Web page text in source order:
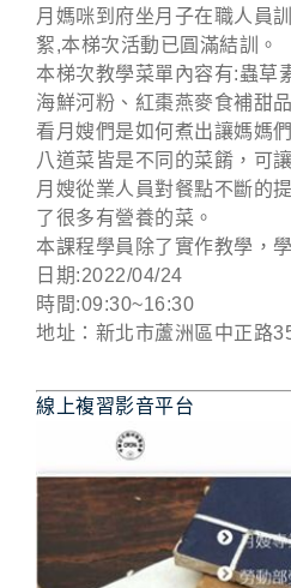
月媽咪到府坐月子在職人員
絮,本梯次活動已圓滿結訓。
本梯次教學菜單內容有:蟲草
海鮮河粉、紅棗燕麥食補甜
看月嫂們是如何煮出讓媽媽
八道菜皆是不同的菜餚，可
月嫂從業人員對餐點不斷的
了很多有營養的菜。
本課程學員除了實作教學，
日期:2022/04/24
時間:09:30~16:30
地址：新北市蘆洲區中正路
線上複習影音平台